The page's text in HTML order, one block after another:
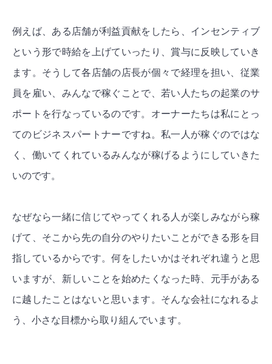
例えば、ある店舗が利益貢献をしたら、インセンティブ
という形で時給を上げていったり、賞与に反映していき
ます。そうして各店舗の店長が個々で経理を担い、従業
員を雇い、みんなで稼ぐことで、若い人たちの起業のサ
ポートを行なっているのです。 オーナーたちは私にとっ
てのビジネスパートナーですね。私一人が稼ぐのではな
く、働いてくれているみんなが稼げるようにしていきた
いのです。
なぜなら一緒に信じてやってくれる人が楽しみながら稼
げて、そこから先の自分のやりたいことができる形を目
指しているからです。何をしたいかはそれぞれ違うと思
いますが、新しいことを始めたくなった時、元手がある
に越したことはないと思います。そんな会社になれるよ
う、小さな目標から取り組んでいます。